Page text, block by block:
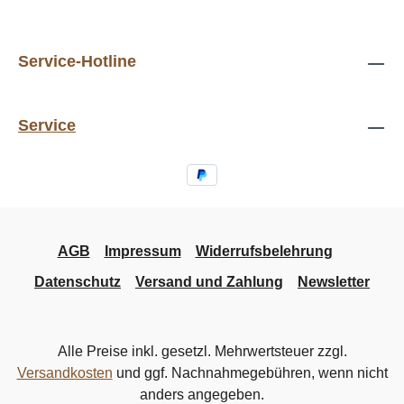
Service-Hotline
Service
AGB Impressum
Widerrufsbelehrung
Datenschutz
Versand und Zahlung Newsletter
Alle Preise inkl. gesetzl. Mehrwertsteuer zzgl.
Versandkosten und ggf. Nachnahmegebühren, wenn nicht
anders angegeben.